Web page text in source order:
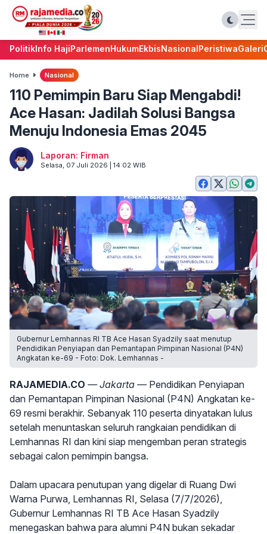
PolitikInfo HajiParlemenHukumEkbisNasionalPeristiwaGaleri
Home Nasional
110 Pemimpin Baru Siap Mengabdi!
Ace Hasan: Jadilah Solusi Bangsa
Menuju Indonesia Emas 2045
Laporan: Firman
Selasa, 07 Juli 2026 | 14:02 WIB
Gubernur Lemhannas RI TB Ace Hasan Syadzily saat menutup
Pendidikan Penyiapan dan Pemantapan Pimpinan Nasional (P4N)
Angkatan ke-69 - Foto: Dok. Lemhannas -
RAJAMEDIA.CO — Jakarta —Pendidikan Penyiapan
dan Pemantapan Pimpinan Nasional (P4N) Angkatan ke-
69 resmi berakhir. Sebanyak 110 peserta dinyatakan lulus
setelah menuntaskan seluruh rangkaian pendidikan di
Lemhannas RI dan kini siap mengemban peran strategis
sebagai calon pemimpin bangsa.
Dalam upacara penutupan yang digelar di Ruang Dwi
Warna Purwa, Lemhannas RI, Selasa (7/7/2026),
Gubernur Lemhannas RI TB Ace Hasan Syadzily
menegaskan bahwa para alumni P4N bukan sekadar